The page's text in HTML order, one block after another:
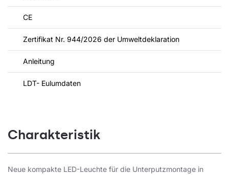
CE
Zertifikat Nr. 944/2026 der Umweltdeklaration
Anleitung
LDT- Eulumdaten
Charakteristik
Neue kompakte LED-Leuchte für die Unterputzmontage in